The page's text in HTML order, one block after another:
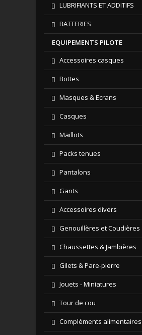
LUBRIFIANTS ET ADDITIFS
BATTERIES
EQUIPEMENTS PILOTE
Accessoires casques
Bottes
Masques & Ecrans
Casques
Maillots
Packs tenues
Pantalons
Gants
Accessoires divers
Genouillères et Coudières
Chaussettes & Jambières
Gilets & Pare-pierre
Jouets - Miniatures
Tour de cou
Compléments alimentaires